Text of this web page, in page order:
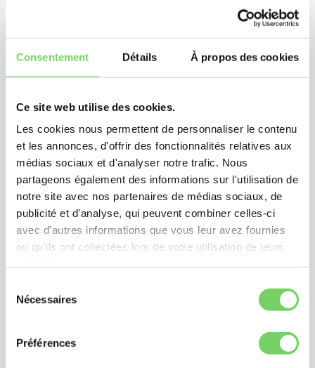
Consentement Détails À propos des cookies
Ce site web utilise des cookies.
Les cookies nous permettent de personnaliser le contenu
et les annonces, d'offrir des fonctionnalités relatives aux
médias sociaux et d'analyser notre trafic. Nous
partageons également des informations sur l'utilisation de
notre site avec nos partenaires de médias sociaux, de
publicité et d'analyse, qui peuvent combiner celles-ci
avec d'autres informations que vous leur avez fournies
ou qu'ils ont collectées lors de votre utilisation de leurs
conserver en cochant/décochant les cases ci-dessous.
Vous pourrez ensuite modifier ce choix à tout moment,
en accédant à ce module depuis le bas de la page, en
cliquant sur « Gérer les cookies »
Nécessaires
Préférences